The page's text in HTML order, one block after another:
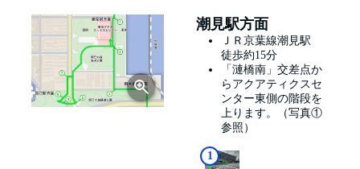
潮見駅方面
ＪＲ京葉線潮見駅
徒歩約15分
「漣橋南」交差点か
らアクアティクスセ
ンター東側の階段を
上ります。（写真①
参照）
1